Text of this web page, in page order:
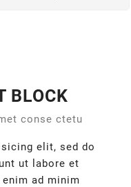
BLOCK
conse ctetu
elit, sed do
ut labore et
ad minim